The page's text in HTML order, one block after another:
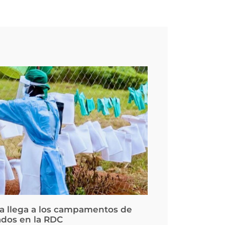
llega a los campamentos de
en la RDC